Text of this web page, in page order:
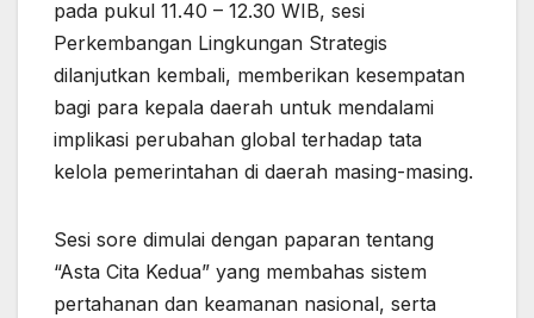
pada pukul 11.40 – 12.30 WIB, sesi
Perkembangan Lingkungan Strategis
dilanjutkan kembali, memberikan kesempatan
bagi para kepala daerah untuk mendalami
implikasi perubahan global terhadap tata
kelola pemerintahan di daerah masing-masing.
Sesi sore dimulai dengan paparan tentang
“Asta Cita Kedua” yang membahas sistem
pertahanan dan keamanan nasional, serta